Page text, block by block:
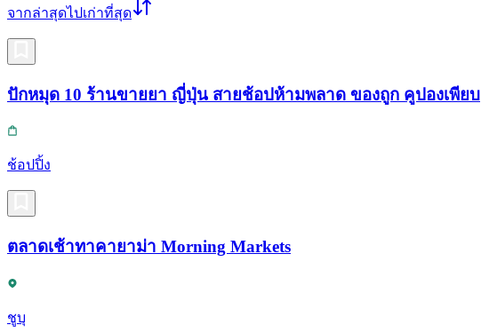
จากล่าสุดไปเก่าที่สุด
ปักหมุด 10 ร้านขายยา ญี่ปุ่น สายช้อปห้ามพลาด ของถูก คูปองเพียบ
ช้อปปิ้ง
ตลาดเช้าทาคายาม่า Morning Markets
ชูบุ